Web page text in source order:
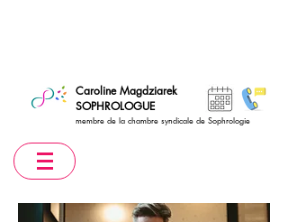
Caroline Magdziarek
SOPHROLOGUE
membre de la chambre syndicale de Sophrologie